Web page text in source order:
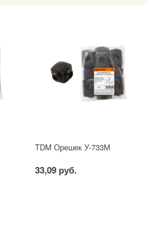
TDM Орешек У-733М
33,09 руб.